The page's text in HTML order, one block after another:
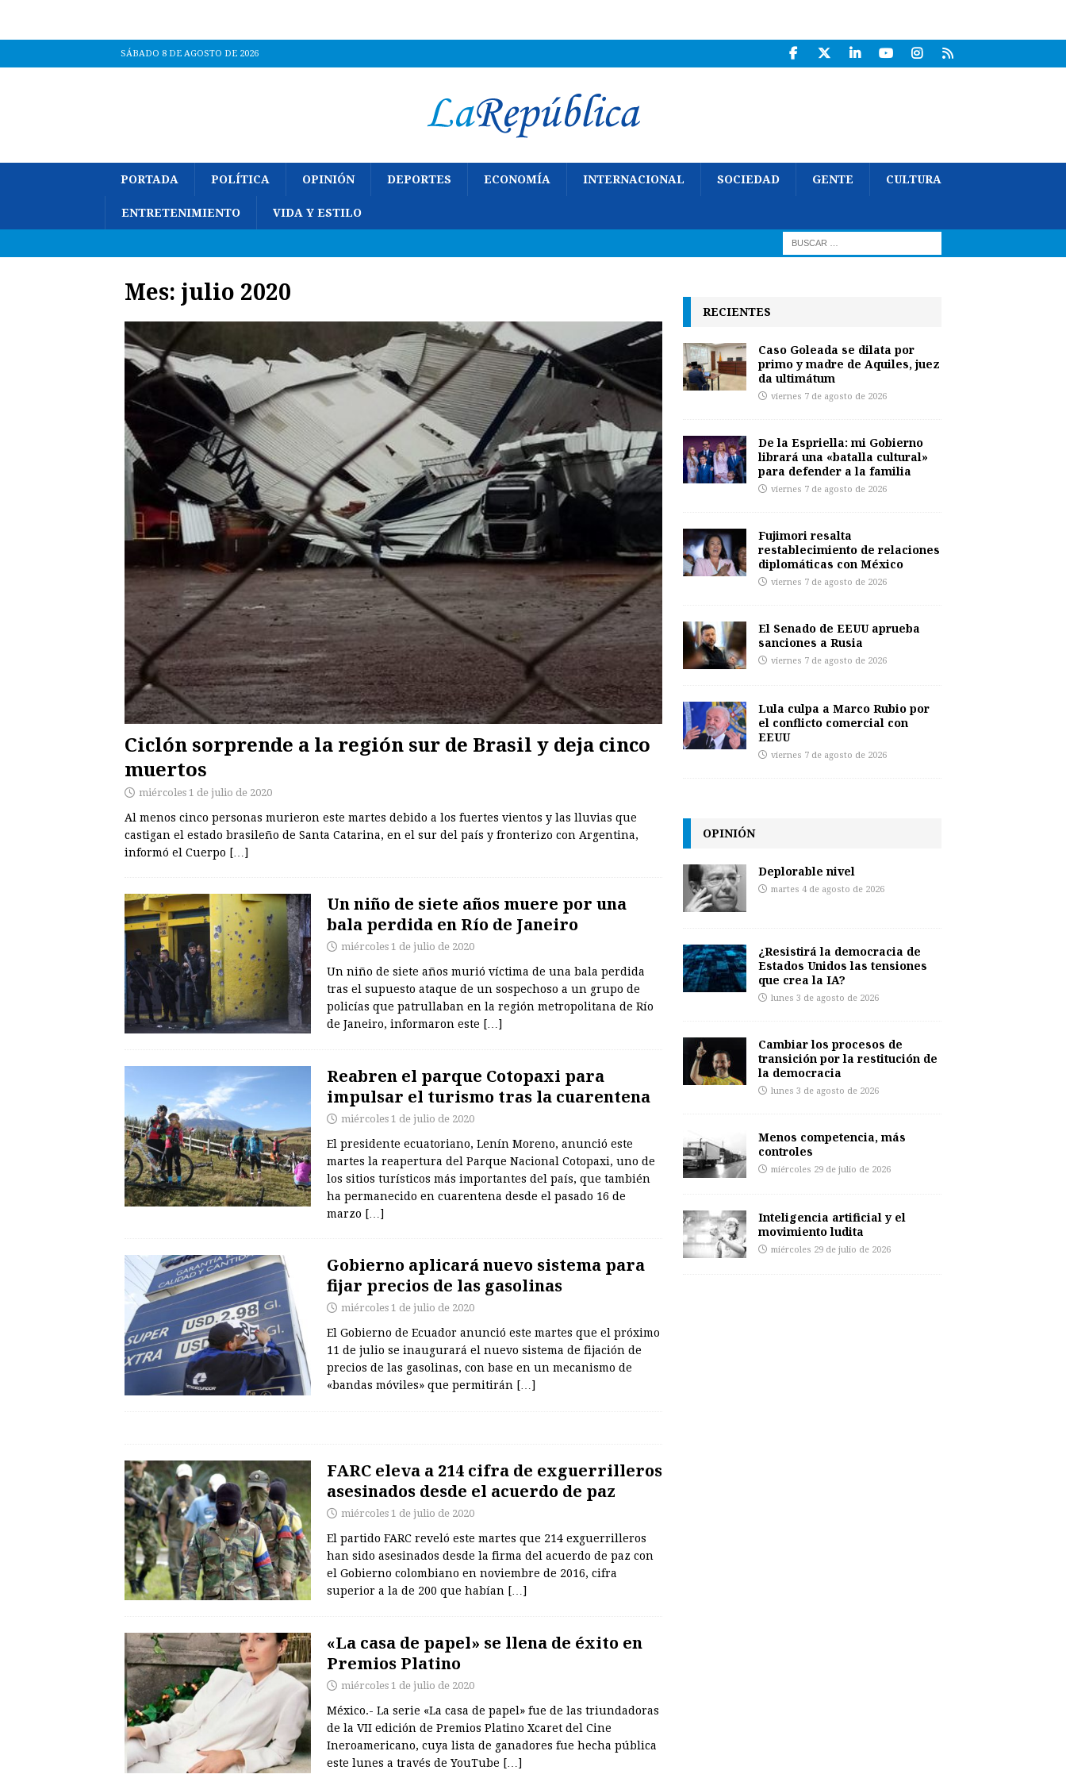
SÁBADO 8 DE AGOSTO DE 2026
PORTADA POLÍTICA OPINIÓN DEPORTES ECONOMÍA INTERNACIONAL SOCIEDAD GENTE CULTURA
ENTRETENIMIENTO VIDA Y ESTILO
Mes: julio 2020
Ciclón sorprende a la región sur de Brasil y deja cinco
muertos
miércoles 1 de julio de 2020
Al menos cinco personas murieron este martes debido a los fuertes vientos y las lluvias que
castigan el estado brasileño de Santa Catarina, en el sur del país y fronterizo con Argentina,
informó el Cuerpo […]
Un niño de siete años muere por una
bala perdida en Río de Janeiro
miércoles 1 de julio de 2020
Un niño de siete años murió víctima de una bala perdida
tras el supuesto ataque de un sospechoso a un grupo de
policías que patrullaban en la región metropolitana de Río
de Janeiro, informaron este […]
Reabren el parque Cotopaxi para
impulsar el turismo tras la cuarentena
miércoles 1 de julio de 2020
El presidente ecuatoriano, Lenín Moreno, anunció este
martes la reapertura del Parque Nacional Cotopaxi, uno de
los sitios turísticos más importantes del país, que también
ha permanecido en cuarentena desde el pasado 16 de
marzo […]
Gobierno aplicará nuevo sistema para
fijar precios de las gasolinas
miércoles 1 de julio de 2020
El Gobierno de Ecuador anunció este martes que el próximo
11 de julio se inaugurará el nuevo sistema de fijación de
precios de las gasolinas, con base en un mecanismo de
«bandas móviles» que permitirán […]
FARC eleva a 214 cifra de exguerrilleros
asesinados desde el acuerdo de paz
miércoles 1 de julio de 2020
El partido FARC reveló este martes que 214 exguerrilleros
han sido asesinados desde la firma del acuerdo de paz con
el Gobierno colombiano en noviembre de 2016, cifra
superior a la de 200 que habían […]
«La casa de papel» se llena de éxito en
Premios Platino
miércoles 1 de julio de 2020
México.- La serie «La casa de papel» fue de las triundadoras
de la VII edición de Premios Platino Xcaret del Cine
Ineroamericano, cuya lista de ganadores fue hecha pública
este lunes a través de YouTube […]
RECIENTES
Caso Goleada se dilata por
primo y madre de Aquiles, juez
da ultimátum
viernes 7 de agosto de 2026
De la Espriella: mi Gobierno
librará una «batalla cultural»
para defender a la familia
viernes 7 de agosto de 2026
Fujimori resalta
restablecimiento de relaciones
diplomáticas con México
viernes 7 de agosto de 2026
El Senado de EEUU aprueba
sanciones a Rusia
viernes 7 de agosto de 2026
Lula culpa a Marco Rubio por
el conflicto comercial con
EEUU
viernes 7 de agosto de 2026
OPINIÓN
Deplorable nivel
martes 4 de agosto de 2026
¿Resistirá la democracia de
Estados Unidos las tensiones
que crea la IA?
lunes 3 de agosto de 2026
Cambiar los procesos de
transición por la restitución de
la democracia
lunes 3 de agosto de 2026
Menos competencia, más
controles
miércoles 29 de julio de 2026
Inteligencia artificial y el
movimiento ludita
miércoles 29 de julio de 2026